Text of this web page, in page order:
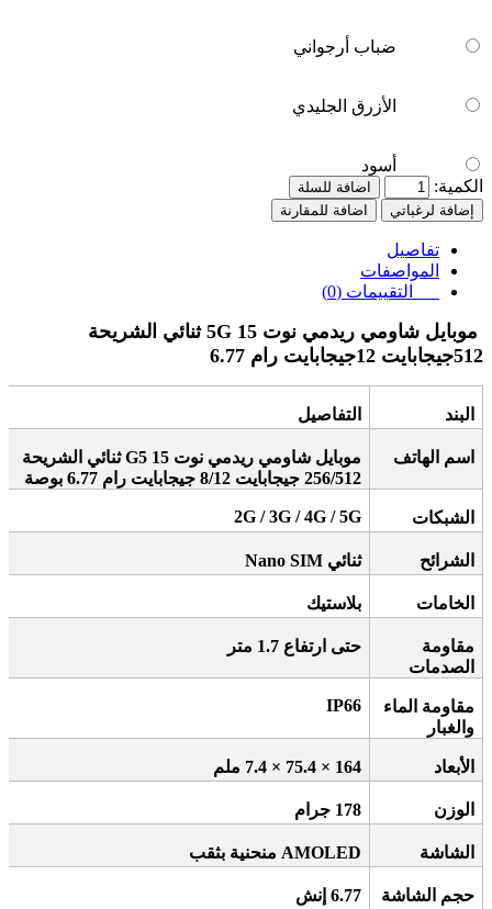
ضباب أرجواني
الأزرق الجليدي
أسود
الكمية:
اضافة للسلة
إضافة لرغباتي
اضافة للمقارنة
تفاصيل
المواصفات
التقييمات (0)
موبايل شاومي ريدمي نوت 15 5G ثنائي الشريحة
512جيجابايت 12جيجابايت رام 6.77
البند التفاصيل
اسم الهاتف موبايل شاومي ريدمي نوت 15 5 G ثنائي الشريحة
256/512 جيجابايت 8/12 جيجابايت رام 6.77 بوصة
الشبكات 2G / 3G / 4G / 5G
الشرائح ثنائي Nano SIM
الخامات بلاستيك
مقاومة
الصدمات
حتى ارتفاع 1.7 متر
مقاومة الماء
والغبار
IP66
الأبعاد 164 × 75.4 × 7.4 ملم
الوزن 178 جرام
الشاشة AMOLED منحنية بثقب
حجم الشاشة 6.77 إنش